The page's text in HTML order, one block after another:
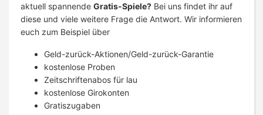
aktuell spannende Gratis-Spiele? Bei uns findet ihr auf
diese und viele weitere Frage die Antwort. Wir informieren
euch zum Beispiel über
Geld-zurück-Aktionen/Geld-zurück-Garantie
kostenlose Proben
Zeitschriftenabos für lau
kostenlose Girokonten
Gratiszugaben